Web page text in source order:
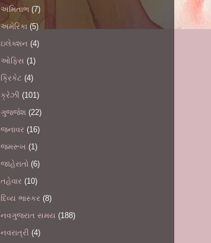
અમિતાભ (7)
અમેરિકા (5)
ઇલેક્શન (4)
ઓફિસ (1)
ક્રિકેટ (4)
ક્રેઝી (101)
ગુજ્જેશ (22)
જનાવર (16)
જમરૂખ (1)
જાહેરાતો (6)
તહેવાર (10)
દિવ્ય ભાસ્કર (8)
નવગુજરાત સમય (188)
નવરાત્રી (4)